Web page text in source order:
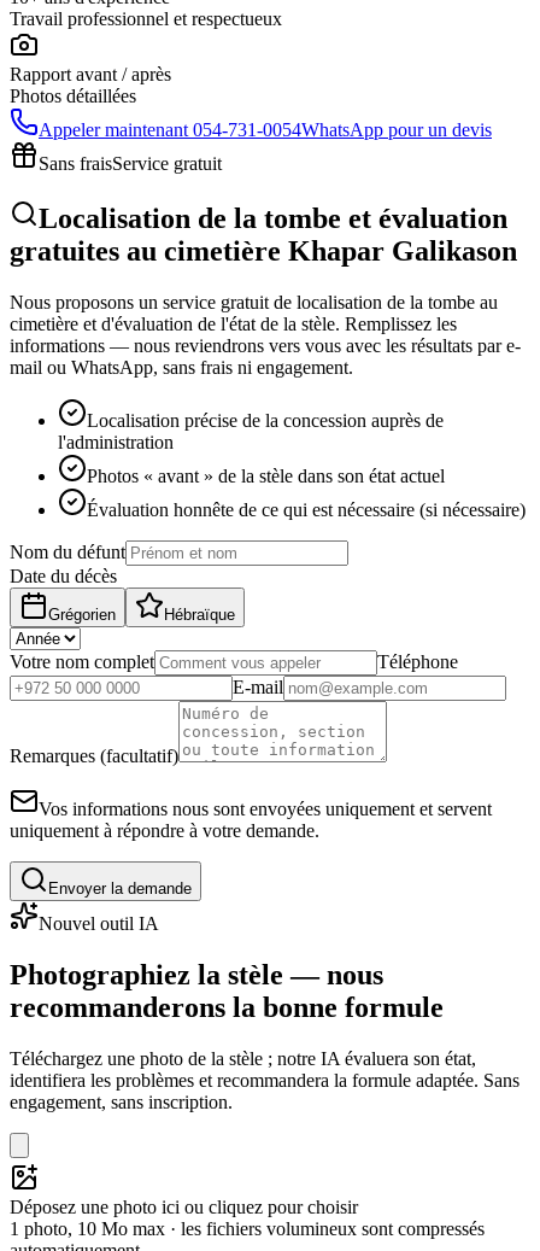
Travail professionnel et respectueux
Rapport avant / après
Photos détaillées
Appeler maintenant 054-731-0054WhatsApp pour un devis
Sans fraisService gratuit
Localisation de la tombe et évaluation
gratuites au cimetière Khapar Galikason
Nous proposons un service gratuit de localisation de la tombe au
cimetière et d'évaluation de l'état de la stèle. Remplissez les
informations — nous reviendrons vers vous avec les résultats par e-
mail ou WhatsApp, sans frais ni engagement.
Localisation précise de la concession auprès de
l'administration
Photos « avant » de la stèle dans son état actuel
Évaluation honnête de ce qui est nécessaire (si nécessaire)
Nom du défunt
Date du décès
Grégorien Hébraïque
Votre nom complet
Téléphone
E-mail
Remarques (facultatif)
Vos informations nous sont envoyées uniquement et servent
uniquement à répondre à votre demande.
Envoyer la demande
Nouvel outil IA
Photographiez la stèle — nous
recommanderons la bonne formule
Téléchargez une photo de la stèle ; notre IA évaluera son état,
identifiera les problèmes et recommandera la formule adaptée. Sans
engagement, sans inscription.
Déposez une photo ici ou cliquez pour choisir
1 photo, 10 Mo max · les fichiers volumineux sont compressés